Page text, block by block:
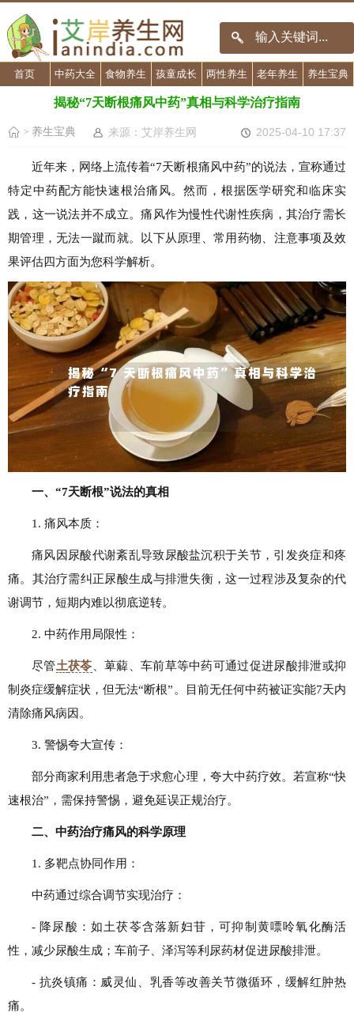
首页 中药大全 食物养生 孩童成长 两性养生 老年养生 养生宝典
揭秘“7天断根痛风中药”真相与科学治疗指南
> 养生宝典 来源：艾岸养生网 2025-04-10 17:37
近年来，网络上流传着“7天断根痛风中药”的说法，宣称通过
特定中药配方能快速根治痛风。然而，根据医学研究和临床实
践，这一说法并不成立。痛风作为慢性代谢性疾病，其治疗需长
期管理，无法一蹴而就。以下从原理、常用药物、注意事项及效
果评估四方面为您科学解析。
一、“7天断根”说法的真相
1. 痛风本质：
痛风因尿酸代谢紊乱导致尿酸盐沉积于关节，引发炎症和疼
痛。其治疗需纠正尿酸生成与排泄失衡，这一过程涉及复杂的代
谢调节，短期内难以彻底逆转。
2. 中药作用局限性：
尽管土茯苓 、萆薢、车前草等中药可通过促进尿酸排泄或抑
制炎症缓解症状，但无法“断根”。目前无任何中药被证实能7天内
清除痛风病因。
3. 警惕夸大宣传：
部分商家利用患者急于求愈心理，夸大中药疗效。若宣称“快
速根治”，需保持警惕，避免延误正规治疗。
二、中药治疗痛风的科学原理
1. 多靶点协同作用：
中药通过综合调节实现治疗：
- 降尿酸：如土茯苓含落新妇苷，可抑制黄嘌呤氧化酶活
性，减少尿酸生成；车前子、泽泻等利尿药材促进尿酸排泄。
- 抗炎镇痛：威灵仙、乳香等改善关节微循环，缓解红肿热
痛。